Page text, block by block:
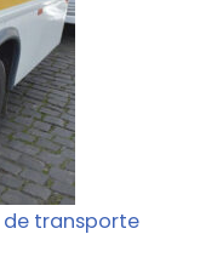
transporte